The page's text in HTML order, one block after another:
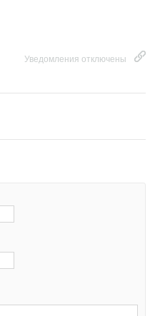
Уведомления отключены